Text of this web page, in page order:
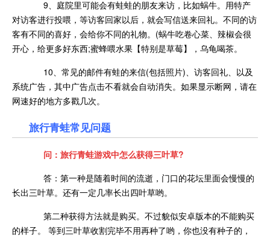
9、庭院里可能会有蛙蛙的朋友来访，比如蜗牛。用特产
对访客进行投喂，等访客回家以后，就会写信送来回礼。不同的访
客有不同的喜好，会给你不同的礼物。(蜗牛吃卷心菜、辣椒会很
开心，给更多好东西;蜜蜂喂水果【特别是草莓】，乌龟喝茶。
10、常见的邮件有蛙的来信(包括照片)、访客回礼、以及
系统广告，其中广告点击不看就会自动消失。如果显示断网，请在
网速好的地方多戳几次。
旅行青蛙常见问题
问：旅行青蛙游戏中怎么获得三叶草?
答：第一种是随着时间的流逝，门口的花坛里面会慢慢的
长出三叶草。还有一定几率长出四叶草哟。
第二种获得方法就是购买。不过貌似安卓版本的不能购买
的样子。 等到三叶草收割完毕不用再种了哟，你也没有种子的，